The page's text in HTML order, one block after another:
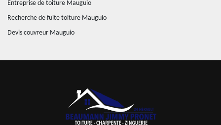
Entreprise de toiture Mauguio
Recherche de fuite toiture Mauguio
Devis couvreur Mauguio